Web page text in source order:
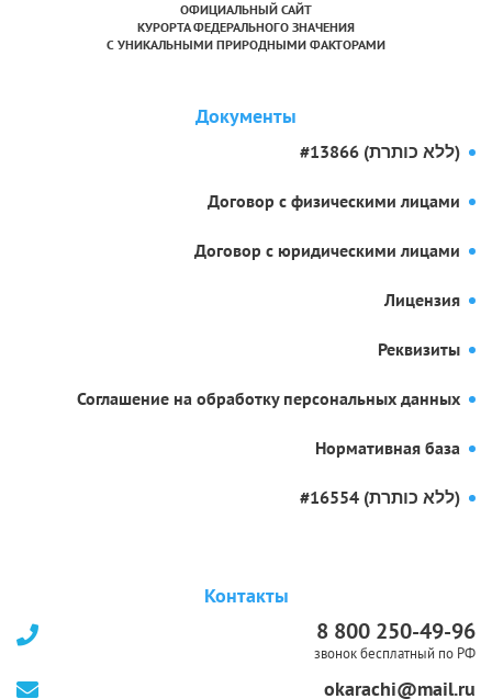
ОФИЦИАЛЬНЫЙ САЙТ
КУРОРТА ФЕДЕРАЛЬНОГО ЗНАЧЕНИЯ
С УНИКАЛЬНЫМИ ПРИРОДНЫМИ ФАКТОРАМИ
Документы
#13866 (ללא כותרת)
Договор с физическими лицами
Договор с юридическими лицами
Лицензия
Реквизиты
Соглашение на обработку персональных данных
Нормативная база
#16554 (ללא כותרת)
Контакты
8 800 250-49-96
звонок бесплатный по РФ
okarachi@mail.ru